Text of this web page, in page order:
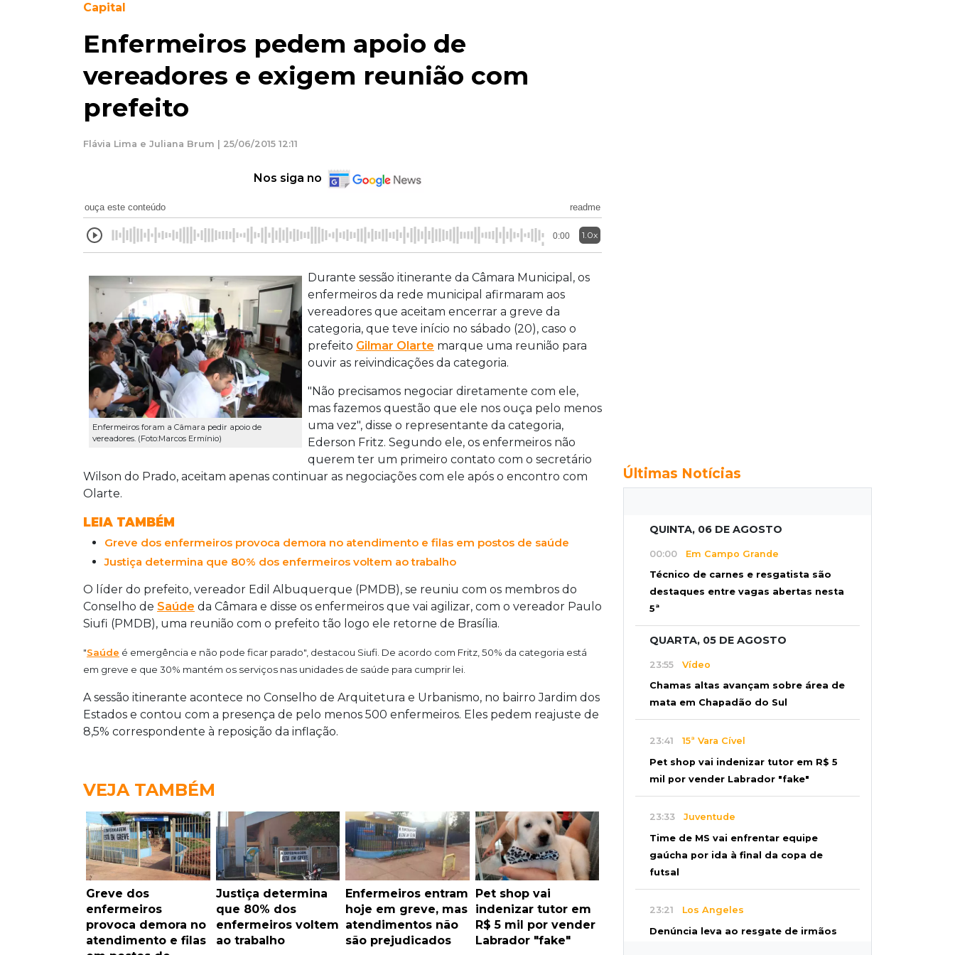
Capital
Enfermeiros pedem apoio de
vereadores e exigem reunião com
prefeito
Flávia Lima e Juliana Brum | 25/06/2015 12:11
Nos siga no
ouça este conteúdo readme
0:00 1.0x
Enfermeiros foram a Câmara pedir apoio de
vereadores. (Foto:Marcos Ermínio)
Durante sessão itinerante da Câmara Municipal, os
enfermeiros da rede municipal afirmaram aos
vereadores que aceitam encerrar a greve da
categoria, que teve início no sábado (20), caso o
prefeito Gilmar Olarte marque uma reunião para
ouvir as reivindicações da categoria.
"Não precisamos negociar diretamente com ele,
mas fazemos questão que ele nos ouça pelo menos
uma vez", disse o representante da categoria,
Ederson Fritz. Segundo ele, os enfermeiros não
querem ter um primeiro contato com o secretário
Wilson do Prado, aceitam apenas continuar as negociações com ele após o encontro com
Olarte.
LEIA TAMBÉM
Greve dos enfermeiros provoca demora no atendimento e filas em postos de saúde
Justiça determina que 80% dos enfermeiros voltem ao trabalho
O líder do prefeito, vereador Edil Albuquerque (PMDB), se reuniu com os membros do
Conselho de Saúde da Câmara e disse os enfermeiros que vai agilizar, com o vereador Paulo
Siufi (PMDB), uma reunião com o prefeito tão logo ele retorne de Brasília.
"Saúde é emergência e não pode ficar parado", destacou Siufi. De acordo com Fritz, 50% da categoria está
em greve e que 30% mantém os serviços nas unidades de saúde para cumprir lei.
A sessão itinerante acontece no Conselho de Arquitetura e Urbanismo, no bairro Jardim dos
Estados e contou com a presença de pelo menos 500 enfermeiros. Eles pedem reajuste de
8,5% correspondente à reposição da inflação.
VEJA TAMBÉM
Greve dos
enfermeiros
provoca demora no
atendimento e filas
Justiça determina
que 80% dos
enfermeiros voltem
ao trabalho
Enfermeiros entram
hoje em greve, mas
atendimentos não
são prejudicados
Pet shop vai
indenizar tutor em
R$ 5 mil por vender
Labrador "fake"
Últimas Notícias
QUINTA, 06 DE AGOSTO
00:00 Em Campo Grande
Técnico de carnes e resgatista são
destaques entre vagas abertas nesta
5ª
QUARTA, 05 DE AGOSTO
23:55 Vídeo
Chamas altas avançam sobre área de
mata em Chapadão do Sul
23:41 15ª Vara Cível
Pet shop vai indenizar tutor em R$ 5
mil por vender Labrador "fake"
23:33 Juventude
Time de MS vai enfrentar equipe
gaúcha por ida à final da copa de
futsal
23:21 Los Angeles
Denúncia leva ao resgate de irmãos